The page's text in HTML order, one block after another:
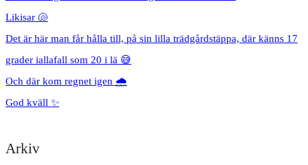
Likisar 🐚
Det är här man får hålla till, på sin lilla trädgårdstäppa, där känns 17
grader iallafall som 20 i lä 😅
Och där kom regnet igen 🌧️
God kväll ✨
Arkiv